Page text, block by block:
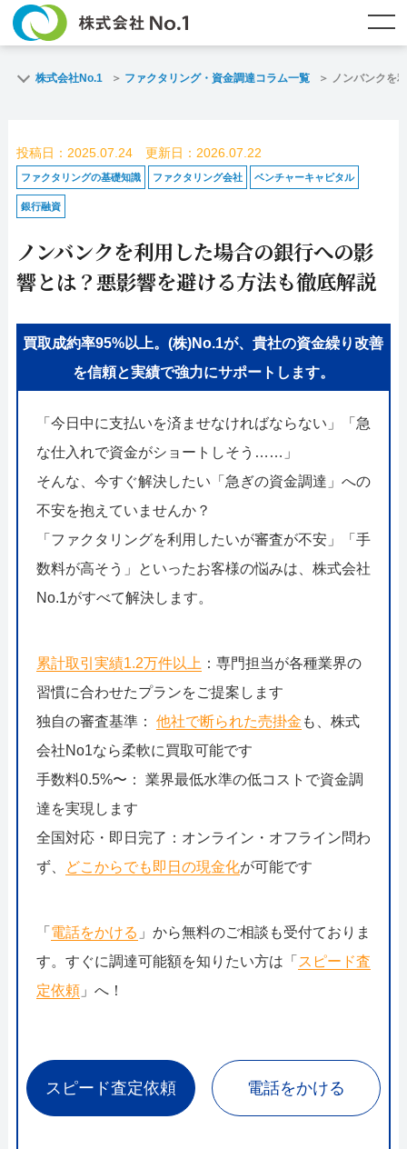
ファクタリングとは？
よくある質問 ファクタリング・資金調達コラム
企業情報
名古屋支店HP 福岡支店HP
お問合せ
査定依頼
お問い合わせ
名古屋支店直通 福岡支店直通
おすすめ記事
ファクタリングで通りやすい会社はどういう会社？
株式会社No.1 ファクタリング・資金調達コラム一覧 ノンバンクを
投稿日：2025.07.24 更新日：2026.07.22
ファクタリングの基礎知識 ファクタリング会社 ベンチャーキャピタル
銀行融資
ノンバンクを利用した場合の銀行への影
響とは？悪影響を避ける方法も徹底解説
買取成約率95%以上。(株)No.1が、貴社の資金繰り改善
を信頼と実績で強力にサポートします。
「今日中に支払いを済ませなければならない」「急
な仕入れで資金がショートしそう……」
そんな、今すぐ解決したい「急ぎの資金調達」への
不安を抱えていませんか？
「ファクタリングを利用したいが審査が不安」「手
数料が高そう」といったお客様の悩みは、株式会社
No.1がすべて解決します。
累計取引実績1.2万件以上 ：専門担当が各種業界の
習慣に合わせたプランをご提案します
独自の審査基準： 他社で断られた売掛金 も、株式
会社No1なら柔軟に買取可能です
手数料0.5%〜： 業界最低水準の低コストで資金調
達を実現します
全国対応・即日完了：オンライン・オフライン問わ
ず、
どこからでも即日の現金化が可能です
「 電話をかける 」から無料のご相談も受付ておりま
す。すぐに調達可能額を知りたい方は「 スピード査
定依頼」へ！
スピード査定依頼 電話をかける